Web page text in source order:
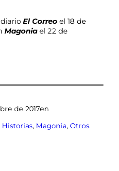
El Correo el 18 de
Magonia el 22 de
de 2017en
Historias, Magonia, Otros